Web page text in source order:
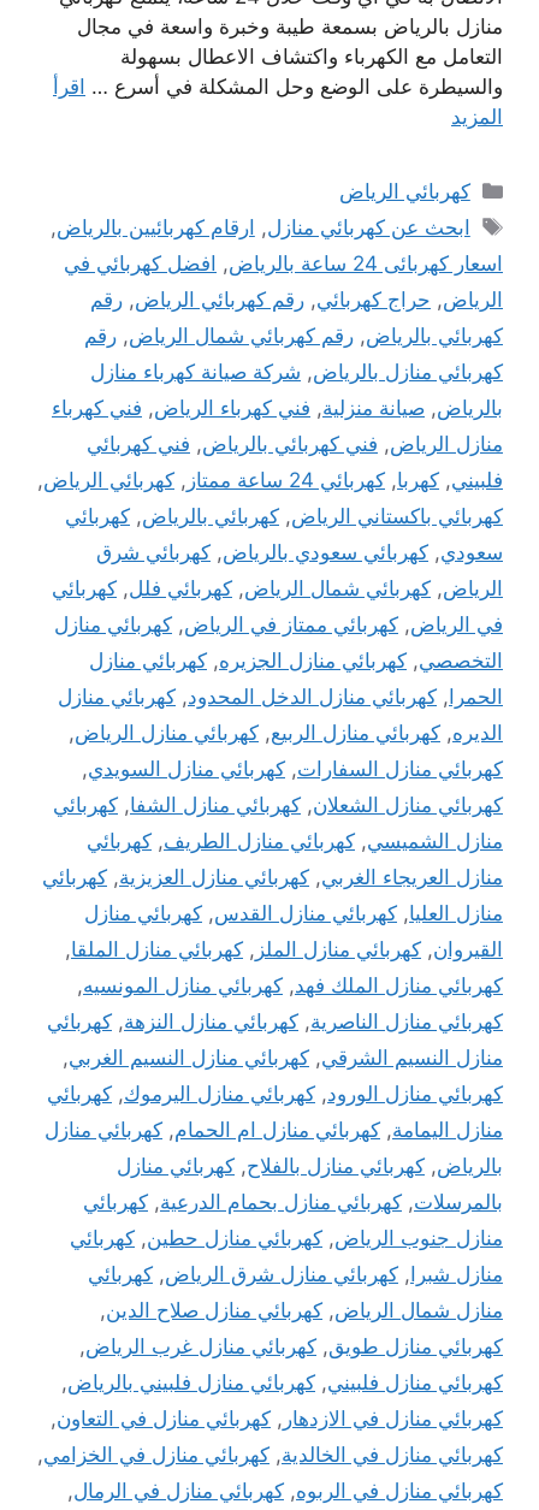
منازل بالرياض بسمعة طيبة وخبرة واسعة في مجال
التعامل مع الكهرباء واكتشاف الاعطال بسهولة
والسيطرة على الوضع وحل المشكلة في أسرع … اقرأ
المزيد
التصنيفات
كهربائي الرياض
الوسوم
ابحث عن كهربائي منازل, ارقام كهربائيين ‫بالرياض‬
,
اسعار كهربائى 24 ساعة بالرياض
, افضل كهربائي في
الرياض, حراج كهربائي, رقم كهربائي الرياض, رقم
كهربائي بالرياض, رقم كهربائي شمال الرياض, رقم
كهربائي منازل بالرياض, شركة صيانة كهرباء منازل
بالرياض, صيانة منزلية, فني كهرباء الرياض, فني كهرباء
منازل الرياض, فني كهربائي بالرياض, فني كهربائي
فلبيني, كهربا, كهربائي 24 ساعة ممتاز , كهربائي الرياض,
كهربائي باكستاني الرياض, كهربائي بالرياض, كهربائي
سعودي, كهربائي سعودي بالرياض, كهربائي شرق
الرياض, كهربائي شمال الرياض, كهربائي فلل, كهربائي
في الرياض, كهربائي ممتاز في الرياض, كهربائي منازل
التخصصي, كهربائي منازل الجزيره, كهربائي منازل
الحمرا , كهربائي منازل الدخل المحدود, كهربائي منازل
الديره, كهربائي منازل الربيع, كهربائي منازل الرياض,
كهربائي منازل السفارات, كهربائي منازل السويدي,
كهربائي منازل الشعلان, كهربائي منازل الشفا, كهربائي
منازل الشميسي, كهربائي منازل الطريف, كهربائي
منازل العريجاء الغربي, كهربائي منازل العزيزية, كهربائي
منازل العليا, كهربائي منازل القدس, كهربائي منازل
القيروان, كهربائي منازل الملز , كهربائي منازل الملقا,
كهربائي منازل الملك فهد, كهربائي منازل المونسيه,
كهربائي منازل الناصرية, كهربائي منازل النزهة, كهربائي
منازل النسيم الشرقي, كهربائي منازل النسيم الغربي,
كهربائي منازل الورود, كهربائي منازل اليرموك, كهربائي
منازل اليمامة, كهربائي منازل ام الحمام, كهربائي منازل
بالرياض, كهربائي منازل بالفلاح, كهربائي منازل
بالمرسلات, كهربائي منازل بحمام الدرعية, كهربائي
منازل جنوب الرياض, كهربائي منازل حطين, كهربائي
منازل شبرا , كهربائي منازل شرق الرياض, كهربائي
منازل شمال الرياض, كهربائي منازل صلاح الدين,
كهربائي منازل طويق, كهربائي منازل غرب الرياض,
كهربائي منازل فلبيني, كهربائي منازل فلبيني بالرياض,
كهربائي منازل في الازدهار , كهربائي منازل في التعاون,
كهربائي منازل في الخالدية, كهربائي منازل في الخزامي,
كهربائي منازل في الربوه, كهربائي منازل في الرمال,